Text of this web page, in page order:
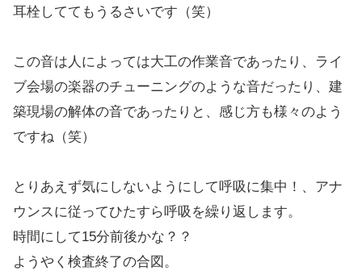
耳栓しててもうるさいです（笑）
この音は人によっては大工の作業音であったり、ライ
ブ会場の楽器のチューニングのような音だったり、建
築現場の解体の音であったりと、感じ方も様々のよう
ですね（笑）
とりあえず気にしないようにして呼吸に集中！、アナ
ウンスに従ってひたすら呼吸を繰り返します。
時間にして15分前後かな？？
ようやく検査終了の合図。